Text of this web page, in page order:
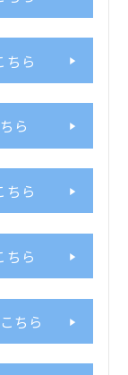
ちら
ら
ちら
ちら
ちら